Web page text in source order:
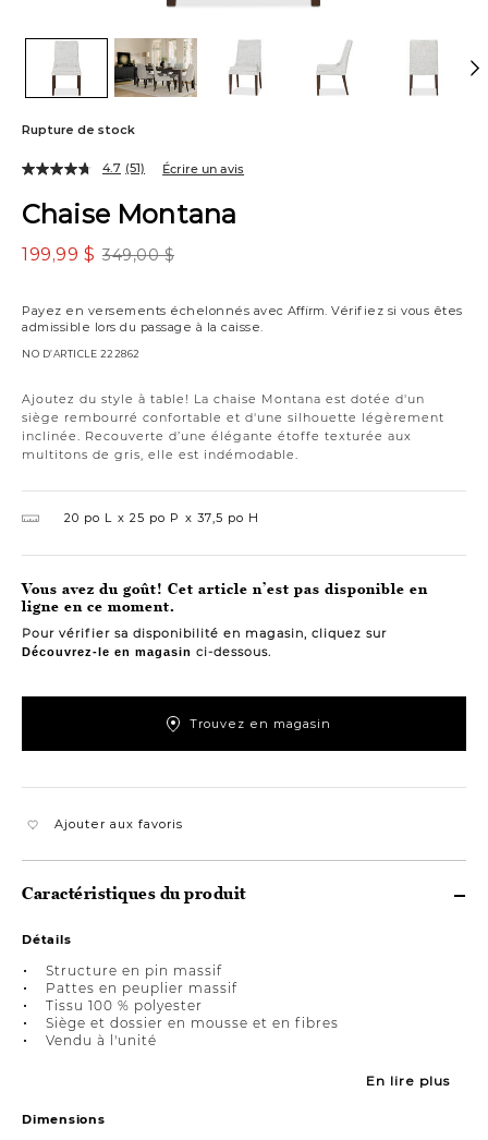
Rupture de stock
Chaise Montana
349,00 $
199,99 $
Payez en versements échelonnés avec Affirm. Vérifiez si vous êtes
admissible lors du passage à la caisse.
NO D’ARTICLE 222862
Ajoutez du style à table! La chaise Montana est dotée d'un
siège rembourré confortable et d'une silhouette légèrement
inclinée. Recouverte d’une élégante étoffe texturée aux
multitons de gris, elle est indémodable.
4.7 (51) Écrire un avis
20 po L 25 po P 37,5 po H
Vous avez du goût! Cet article n’est pas disponible en
ligne en ce moment.
Pour vérifier sa disponibilité en magasin, cliquez sur
Découvrez-le en magasin ci-dessous.
Trouvez en magasin
Ajouter aux favoris
Caractéristiques du produit
Détails
Structure en pin massif
Pattes en peuplier massif
Tissu 100 % polyester
Siège et dossier en mousse et en fibres
Vendu à l'unité
En lire plus
Dimensions